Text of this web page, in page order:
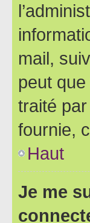
mail,
peut
traité
fournie,
Haut
Je me